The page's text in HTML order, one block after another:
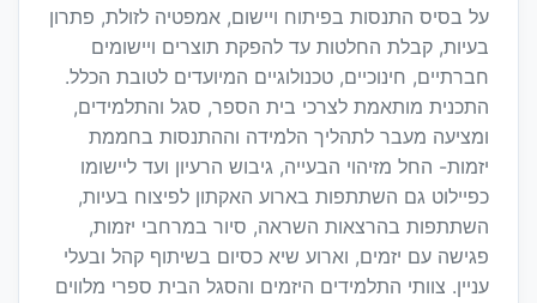
על בסיס התנסות בפיתוח ויישום, אמפטיה לזולת, פתרון
בעיות, קבלת החלטות עד להפקת תוצרים ויישומים
חברתיים, חינוכיים, טכנולוגיים המיועדים לטובת הכלל.
התכנית מותאמת לצרכי בית הספר, סגל והתלמידים,
ומציעה מעבר לתהליך הלמידה וההתנסות בחממת
יזמות- החל מזיהוי הבעייה, גיבוש הרעיון ועד ליישומו
כפיילוט גם השתתפות בארוע האקתון לפיצוח בעיות,
השתתפות בהרצאות השראה, סיור במרחבי יזמות,
פגישה עם יזמים, וארוע שיא כסיום בשיתוף קהל ובעלי
עניין. צוותי התלמידים היזמים והסגל הבית ספרי מלווים